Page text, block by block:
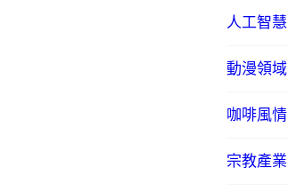
人工智慧
動漫領域
咖啡風情
宗教產業